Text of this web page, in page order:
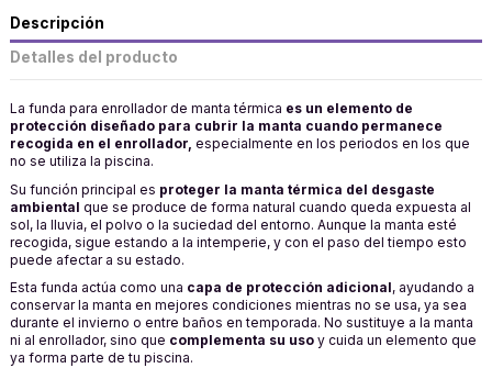
Descripción
Detalles del producto
La funda para enrollador de manta térmica es un elemento de
protección diseñado para cubrir la manta cuando permanece
recogida en el enrollador, especialmente en los periodos en los que
no se utiliza la piscina.
Su función principal es proteger la manta térmica del desgaste
ambiental que se produce de forma natural cuando queda expuesta al
sol, la lluvia, el polvo o la suciedad del entorno. Aunque la manta esté
recogida, sigue estando a la intemperie, y con el paso del tiempo esto
puede afectar a su estado.
Esta funda actúa como una capa de protección adicional, ayudando a
conservar la manta en mejores condiciones mientras no se usa, ya sea
durante el invierno o entre baños en temporada. No sustituye a la manta
ni al enrollador, sino que complementa su uso y cuida un elemento que
ya forma parte de tu piscina.